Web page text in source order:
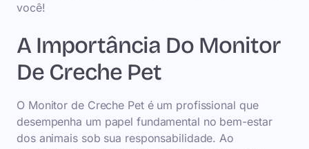
você!
A Importância Do Monitor
De Creche Pet
O Monitor de Creche Pet é um profissional que
desempenha um papel fundamental no bem-estar
dos animais sob sua responsabilidade. Ao